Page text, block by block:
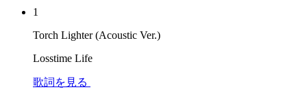
1
Torch Lighter (Acoustic Ver.)
Losstime Life
歌詞を見る